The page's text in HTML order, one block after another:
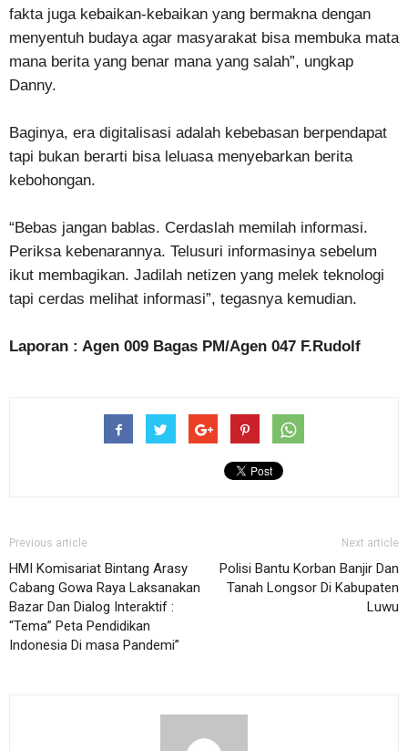
fakta juga kebaikan-kebaikan yang bermakna dengan
menyentuh budaya agar masyarakat bisa membuka mata
mana berita yang benar mana yang salah”, ungkap
Danny.
Baginya, era digitalisasi adalah kebebasan berpendapat
tapi bukan berarti bisa leluasa menyebarkan berita
kebohongan.
“Bebas jangan bablas. Cerdaslah memilah informasi.
Periksa kebenarannya. Telusuri informasinya sebelum
ikut membagikan. Jadilah netizen yang melek teknologi
tapi cerdas melihat informasi”, tegasnya kemudian.
Laporan : Agen 009 Bagas PM/Agen 047 F.Rudolf
Previous article
HMI Komisariat Bintang Arasy
Cabang Gowa Raya Laksanakan
Bazar Dan Dialog Interaktif :
“Tema” Peta Pendidikan
Indonesia Di masa Pandemi”
Next article
Polisi Bantu Korban Banjir Dan
Tanah Longsor Di Kabupaten
Luwu